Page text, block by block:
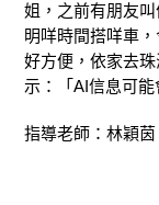
姐，之前有朋友
明咩時間搭咩車
好方便，依家去
示：「AI信息可能
指導老師：林穎茵